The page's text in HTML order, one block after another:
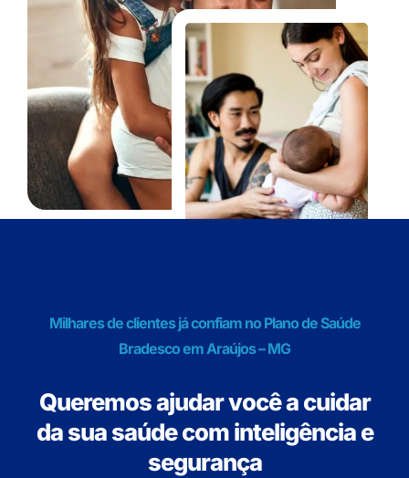
Milhares de clientes já confiam no Plano de Saúde
Bradesco em Araújos – MG
Queremos ajudar você a cuidar
da sua saúde com inteligência e
segurança